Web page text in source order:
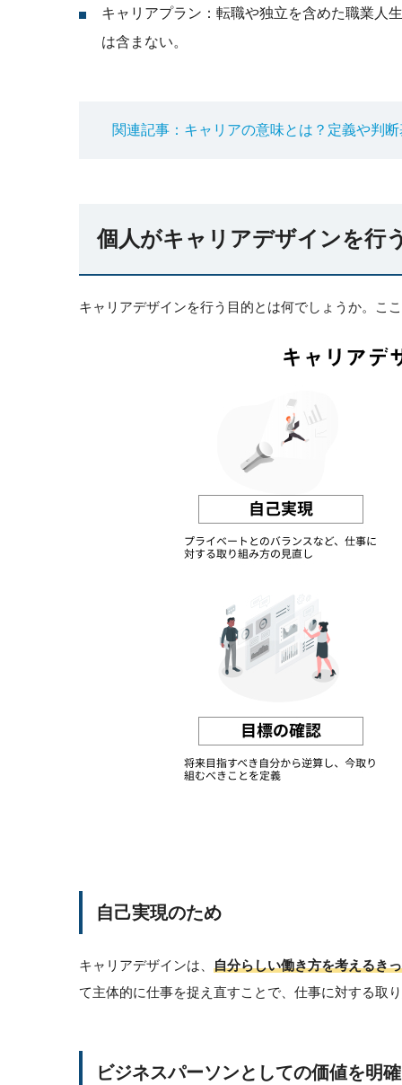
キャリアプラン：転職や独立を含めた職業人
は含まない。
関連記事：キャリアの意味とは？定義や判
個人がキャリアデザインを行
キャリアデザインを行う目的とは何でしょうか。こ
自己実現のため
キャリアデザインは、 自分らしい働き方を考えるき
て主体的に仕事を捉え直すことで、仕事に対する取
ビジネスパーソンとしての価値を明